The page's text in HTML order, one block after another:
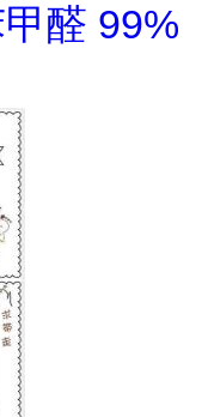
醛 99%